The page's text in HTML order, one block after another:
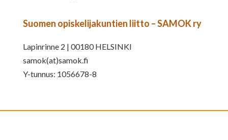
Suomen opiskelijakuntien liitto – SAMOK ry
Lapinrinne 2 | 00180 HELSINKI
samok(at)samok.fi
Y-tunnus: 1056678-8